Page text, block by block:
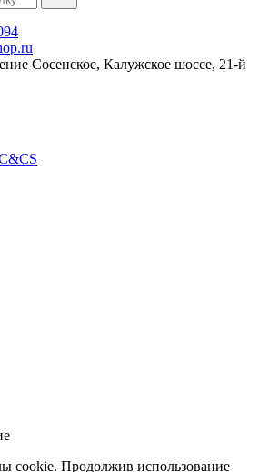
Сосенское, Калужское шоссе, 21-й
cookie. Продолжив использование